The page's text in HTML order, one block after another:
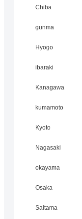
Chiba
gunma
Hyogo
ibaraki
Kanagawa
kumamoto
Kyoto
Nagasaki
okayama
Osaka
Saitama